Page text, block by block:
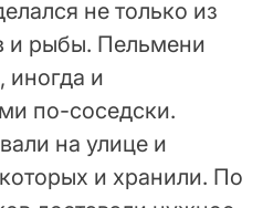
не только из
и рыбы. Пельмени
иногда и
по-соседски.
на улице и
и хранили. По